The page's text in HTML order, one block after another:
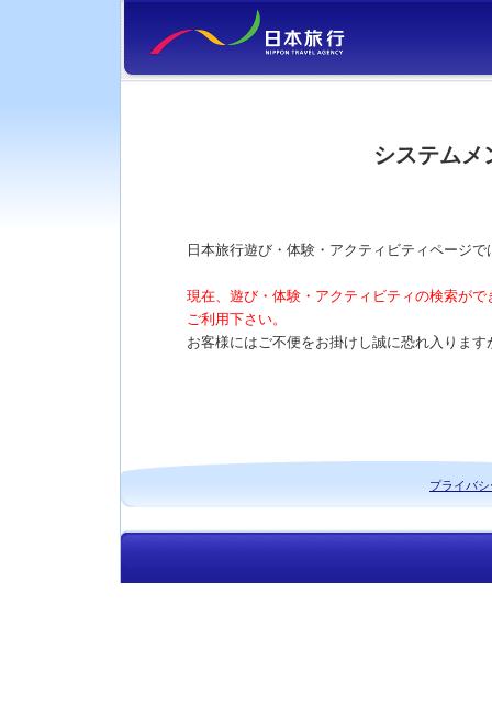
システムメ
日本旅行遊び・体験・アクティビティページ
現在、遊び・体験・アクティビティの検索が
ご利用下さい。
お客様にはご不便をお掛けし誠に恐れ入りま
プライバ